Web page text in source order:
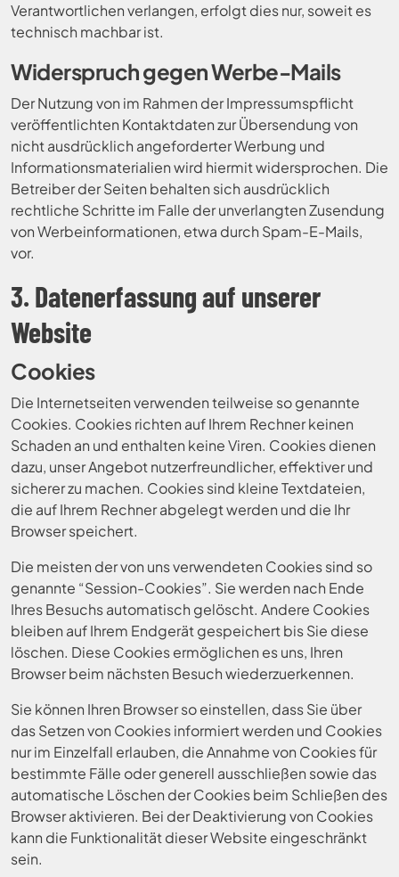
Verantwortlichen verlangen, erfolgt dies nur, soweit es
technisch machbar ist.
Widerspruch gegen Werbe-Mails
Der Nutzung von im Rahmen der Impressumspflicht
veröffentlichten Kontaktdaten zur Übersendung von
nicht ausdrücklich angeforderter Werbung und
Informationsmaterialien wird hiermit widersprochen. Die
Betreiber der Seiten behalten sich ausdrücklich
rechtliche Schritte im Falle der unverlangten Zusendung
von Werbeinformationen, etwa durch Spam-E-Mails,
vor.
3. Datenerfassung auf unserer
Website
Cookies
Die Internetseiten verwenden teilweise so genannte
Cookies. Cookies richten auf Ihrem Rechner keinen
Schaden an und enthalten keine Viren. Cookies dienen
dazu, unser Angebot nutzerfreundlicher, effektiver und
sicherer zu machen. Cookies sind kleine Textdateien,
die auf Ihrem Rechner abgelegt werden und die Ihr
Browser speichert.
Die meisten der von uns verwendeten Cookies sind so
genannte “Session-Cookies”. Sie werden nach Ende
Ihres Besuchs automatisch gelöscht. Andere Cookies
bleiben auf Ihrem Endgerät gespeichert bis Sie diese
löschen. Diese Cookies ermöglichen es uns, Ihren
Browser beim nächsten Besuch wiederzuerkennen.
Sie können Ihren Browser so einstellen, dass Sie über
das Setzen von Cookies informiert werden und Cookies
nur im Einzelfall erlauben, die Annahme von Cookies für
bestimmte Fälle oder generell ausschließen sowie das
automatische Löschen der Cookies beim Schließen des
Browser aktivieren. Bei der Deaktivierung von Cookies
kann die Funktionalität dieser Website eingeschränkt
sein.